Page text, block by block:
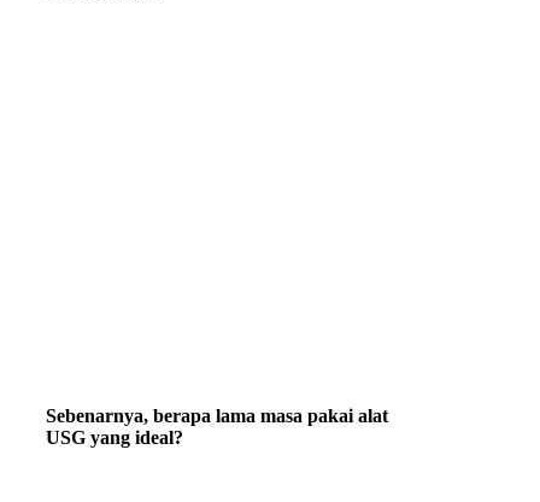
Sebenarnya, berapa lama masa pakai alat
USG yang ideal?